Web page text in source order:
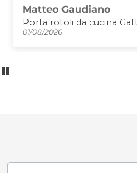
rapporto qualità-prezzo
Consiglio
Matteo Gaudiano
01/08/2026
Nome